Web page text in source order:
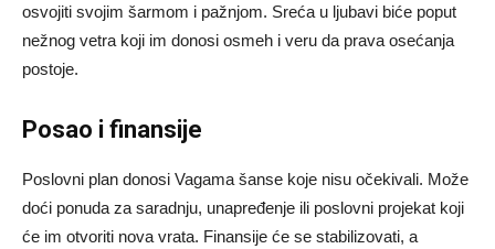
osvojiti svojim šarmom i pažnjom. Sreća u ljubavi biće poput
nežnog vetra koji im donosi osmeh i veru da prava osećanja
postoje.
Posao i finansije
Poslovni plan donosi Vagama šanse koje nisu očekivali. Može
doći ponuda za saradnju, unapređenje ili poslovni projekat koji
će im otvoriti nova vrata. Finansije će se stabilizovati, a